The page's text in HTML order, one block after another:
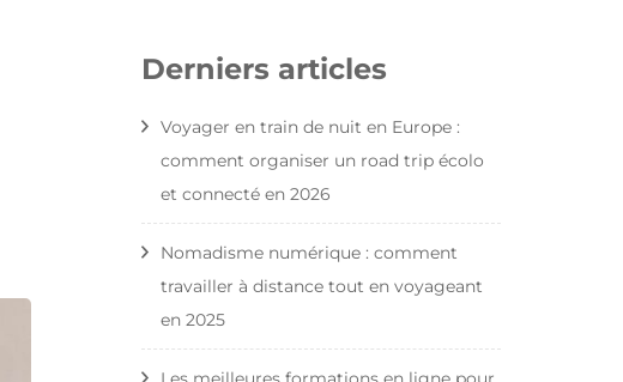
Derniers articles
Voyager en train de nuit en Europe :
comment organiser un road trip écolo
et connecté en 2026
Nomadisme numérique : comment
travailler à distance tout en voyageant
en 2025